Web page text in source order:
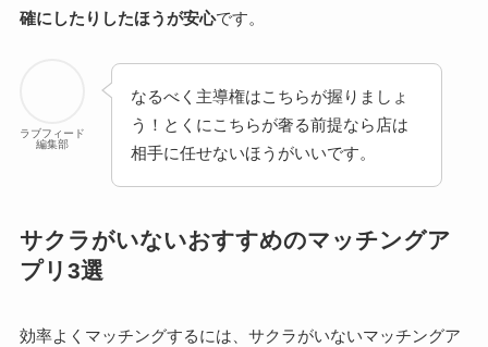
確にしたりしたほうが安心です。
ラブフィード
編集部
なるべく主導権はこちらが握りましょ
う！とくにこちらが奢る前提なら店は
相手に任せないほうがいいです。
サクラがいないおすすめのマッチングア
プリ3選
効率よくマッチングするには、サクラがいないマッチングア